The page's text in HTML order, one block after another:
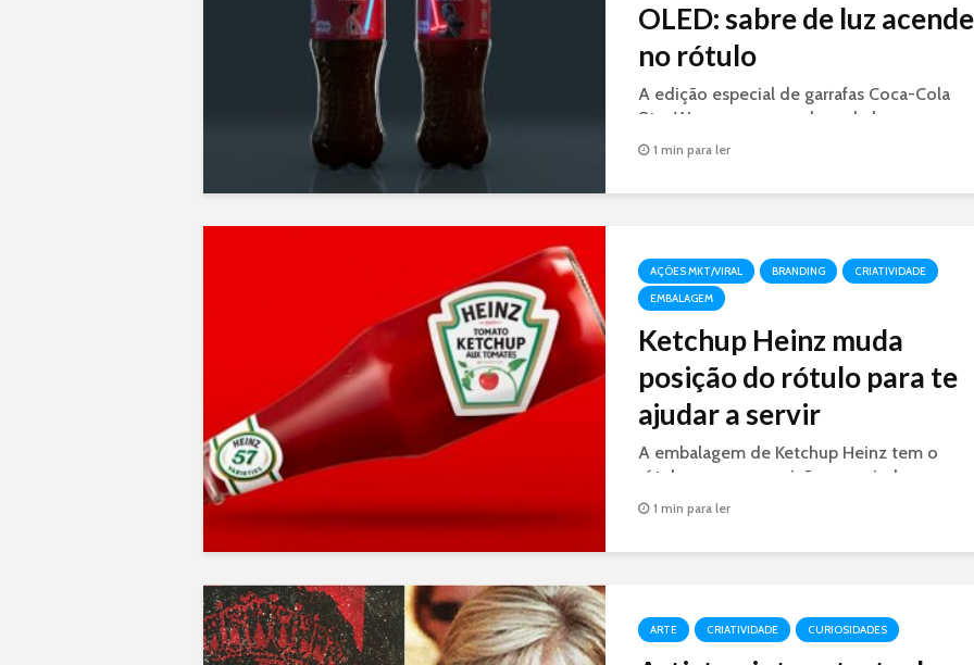
OLED: sabre de luz acende
no rótulo
A edição especial de garrafas Coca-Cola
Star Wars, possuem sabres de luz nas cores
azul e vermelho que ficam iluminados
1 min para ler
AÇÕES MKT/VIRAL BRANDING
CRIATIVIDADE
EMBALAGEM
Ketchup Heinz muda
posição do rótulo para te
ajudar a servir
A embalagem de Ketchup Heinz tem o
rótulo em nova posição para ajudar o
consumidor a servir a quantidade certa de
1 min para ler
ARTE CRIATIVIDADE CURIOSIDADES